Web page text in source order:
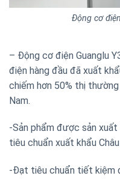
Động cơ
– Động cơ điện Guanglu
điện hàng đầu đã xuất
chiếm hơn 50% thị
Nam.
-Sản phẩm được sản
tiêu chuẩn xuất khẩu Châu
-Đạt tiêu chuẩn tiết kiệm